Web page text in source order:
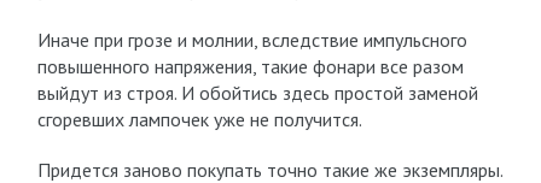
Иначе при грозе и молнии, вследствие импульсного
повышенного напряжения, такие фонари все разом
выйдут из строя. И обойтись здесь простой заменой
сгоревших лампочек уже не получится.
Придется заново покупать точно такие же экземпляры.